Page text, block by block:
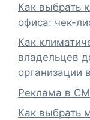
Как выбрать
офиса: чек-
Как
владельцев
организации
Реклама в
Как выбрать